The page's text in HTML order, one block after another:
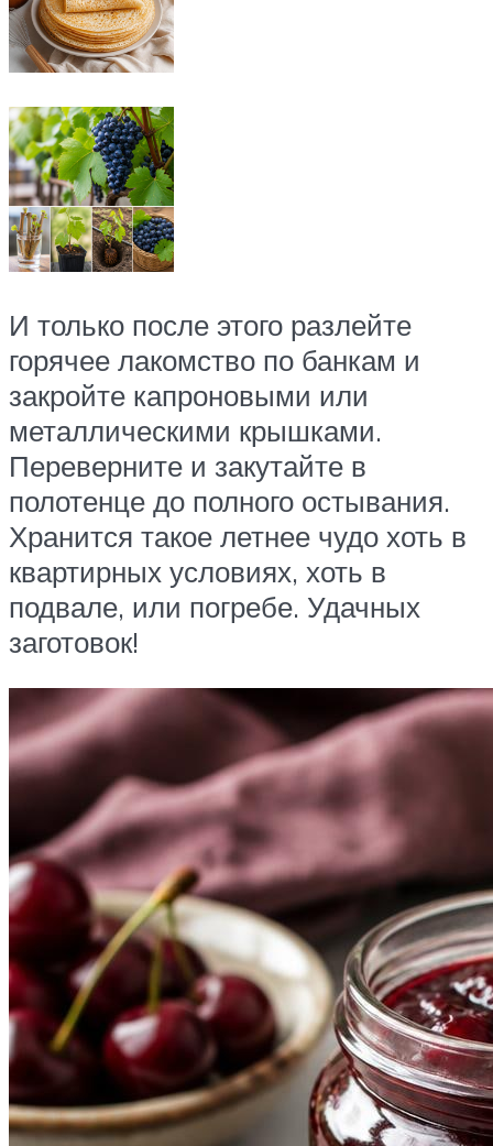
И только после этого разлейте
горячее лакомство по банкам и
закройте капроновыми или
металлическими крышками.
Переверните и закутайте в
полотенце до полного остывания.
Хранится такое летнее чудо хоть в
квартирных условиях, хоть в
подвале, или погребе. Удачных
заготовок!